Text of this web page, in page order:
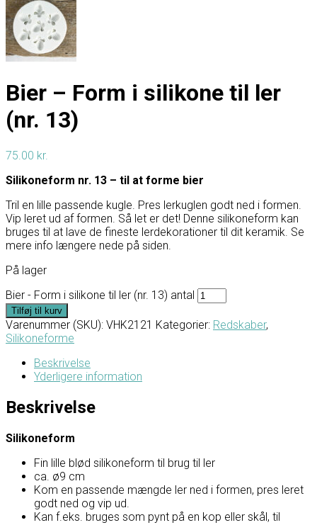
Bier – Form i silikone til ler
(nr. 13)
75.00 kr.
Silikoneform nr. 13 – til at forme bier
Tril en lille passende kugle. Pres lerkuglen godt ned i formen.
Vip leret ud af formen. Så let er det! Denne silikoneform kan
bruges til at lave de fineste lerdekorationer til dit keramik. Se
mere info længere nede på siden.
På lager
Bier - Form i silikone til ler (nr. 13) antal
Tilføj til kurv
Varenummer (SKU): VHK2121 Kategorier: Redskaber,
Silikoneforme
Beskrivelse
Yderligere information
Beskrivelse
Silikoneform
Fin lille blød silikoneform til brug til ler
ca. ø9 cm
Kom en passende mængde ler ned i formen, pres leret
godt ned og vip ud.
Kan f.eks. bruges som pynt på en kop eller skål, til